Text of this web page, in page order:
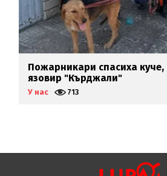
Пожарникари спасиха куче,
язовир "Кърджали"
У нас 713